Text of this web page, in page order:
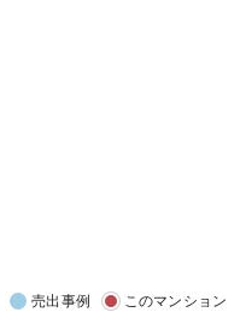
売出事例 このマンション